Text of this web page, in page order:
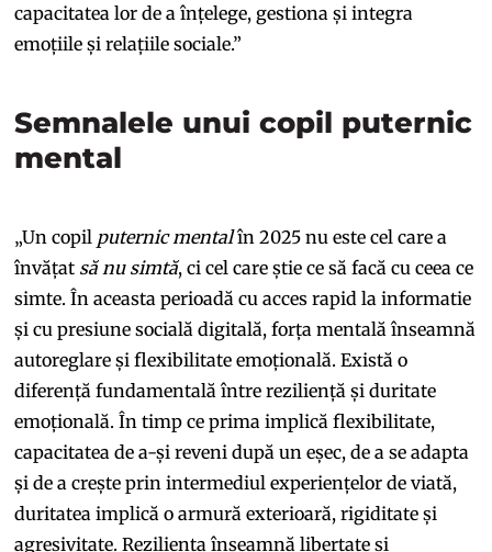
capacitatea lor de a înțelege, gestiona și integra
emoțiile și relațiile sociale.”
Semnalele unui copil puternic
mental
„Un copil puternic mentalîn 2025 nu este cel care a
învățat să nu simtă, ci cel care știe ce să facă cu ceea ce
simte. În aceasta perioadă cu acces rapid la informatie
și cu presiune socială digitală, forța mentală înseamnă
autoreglare și flexibilitate emoțională. Există o
diferență fundamentală între reziliență și duritate
emoțională. În timp ce prima implică flexibilitate,
capacitatea de a-și reveni după un eșec, de a se adapta
și de a crește prin intermediul experiențelor de viată,
duritatea implică o armură exterioară, rigiditate și
agresivitate. Reziliența înseamnă libertate și